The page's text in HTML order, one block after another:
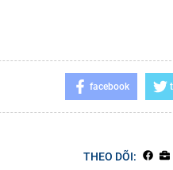
facebook
THEO DÕI: